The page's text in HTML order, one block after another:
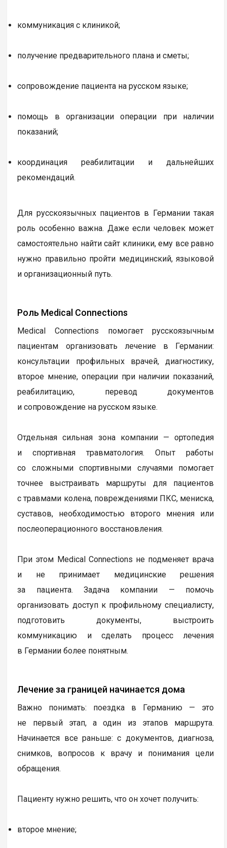
коммуникация с клиникой;
получение предварительного плана и сметы;
сопровождение пациента на русском языке;
помощь в организации операции при наличии
показаний;
координация реабилитации и дальнейших
рекомендаций.
Для русскоязычных пациентов в Германии такая
роль особенно важна. Даже если человек может
самостоятельно найти сайт клиники, ему все равно
нужно правильно пройти медицинский, языковой
и организационный путь.
Роль Medical Connections
Medical Connections помогает русскоязычным
пациентам организовать лечение в Германии:
консультации профильных врачей, диагностику,
второе мнение, операции при наличии показаний,
реабилитацию, перевод документов
и сопровождение на русском языке.
Отдельная сильная зона компании — ортопедия
и спортивная травматология. Опыт работы
со сложными спортивными случаями помогает
точнее выстраивать маршруты для пациентов
с травмами колена, повреждениями ПКС, мениска,
суставов, необходимостью второго мнения или
послеоперационного восстановления.
При этом Medical Connections не подменяет врача
и не принимает медицинские решения
за пациента. Задача компании — помочь
организовать доступ к профильному специалисту,
подготовить документы, выстроить
коммуникацию и сделать процесс лечения
в Германии более понятным.
Лечение за границей начинается дома
Важно понимать: поездка в Германию — это
не первый этап, а один из этапов маршрута.
Начинается все раньше: с документов, диагноза,
снимков, вопросов к врачу и понимания цели
обращения.
Пациенту нужно решить, что он хочет получить:
второе мнение;